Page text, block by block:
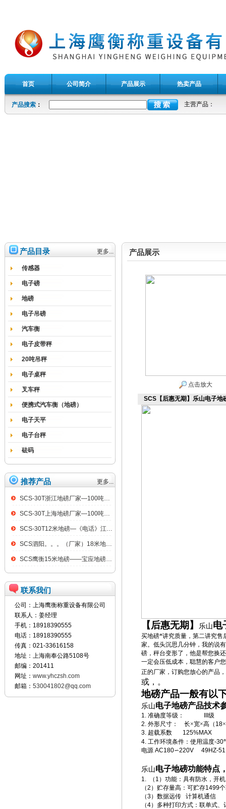
首页 公司简介 产品展示 热卖产品
产品搜索 ： 主营产品：
产品目录 更多...
传感器
电子磅
地磅
电子吊磅
汽车衡
电子皮带秤
20吨吊秤
电子桌秤
叉车秤
便携式汽车衡（地磅）
电子天平
电子台秤
砝码
推荐产品 更多...
SCS-30T浙江地磅厂家—100吨汽车衡
SCS-30T上海地磅厂家—100吨汽车衡
SCS-30T12米地磅—《电话》江阴100吨地磅
SCS泗阳。。。（厂家）18米地磅（低价）
SCS鹰衡15米地磅——宝应地磅销售点
联系我们
公司：上海鹰衡称重设备有限公司
联系人：姜经理
手机：18918390555
电话：18918390555
传真：021-33616158
地址：上海南奉公路5108号
邮编：201411
网址： www.yhczsh.com
邮箱： 530041802@qq.com
产品展示
点击放大
SCS【后惠无期】乐山电子地
【后惠无期】 乐山电
买地磅*讲究质量，第二讲究售
家。低头沉思几分钟，我的说
磅，秤台变形了，他是帮您换
一定会压低成本，聪慧的客户
正的厂家，订购您放心的产品
或，。
地磅产品一般有以
乐山电子地磅产品技术
1. 准确度等级：
级
2. 外形尺寸： 长×宽×高（ 18×
3. 超载系数125%MAX
4. 工作环境条件：使用温度-30
电源AC180∽220V 49HZ-
乐山电子地磅功能特点
1. （ 1 ）功能：具有防水，开
（2 ）贮存量高：可贮存1499
（3）数据远传
计算机通信
（4）多种打印方式：联单式、